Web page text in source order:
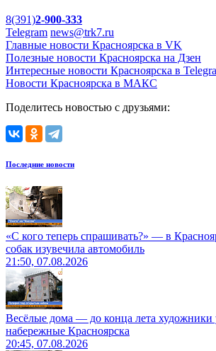
8(391)2-900-333
Telegram news@trk7.ru
Главные новости Красноярска в VK
Полезные новости Красноярска на Дзен
Интересные новости Красноярска в
Новости Красноярска в МАКС
Поделитесь новостью с друзьями:
Последние новости
«С кого теперь спрашивать?» — в
собак изувечила автомобиль
21:50, 07.08.2026
Весёлые дома — до конца лета художники
набережные Красноярска
20:45, 07.08.2026